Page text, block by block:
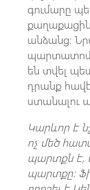
գումարը
անձանց։
են տվել
դրանք
ստանալու
Կարևոր է
ոչ մեծ
պարտքն է,
պարտքը։